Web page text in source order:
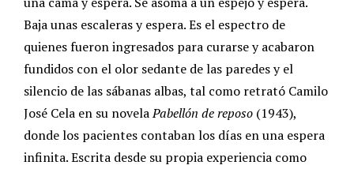
Baja unas escaleras y espera. Es el espectro de
quienes fueron ingresados para curarse y acabaron
fundidos con el olor sedante de las paredes y el
silencio de las sábanas albas, tal como retrató Camilo
José Cela en su novelaPabellón de reposo (1943),
donde los pacientes contaban los días en una espera
infinita. Escrita desde su propia experiencia como